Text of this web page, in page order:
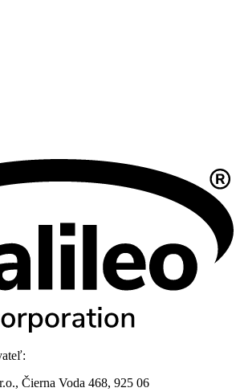
Čierna Voda 468, 925 06